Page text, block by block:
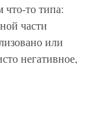
что-то типа:
части
или
негативное,